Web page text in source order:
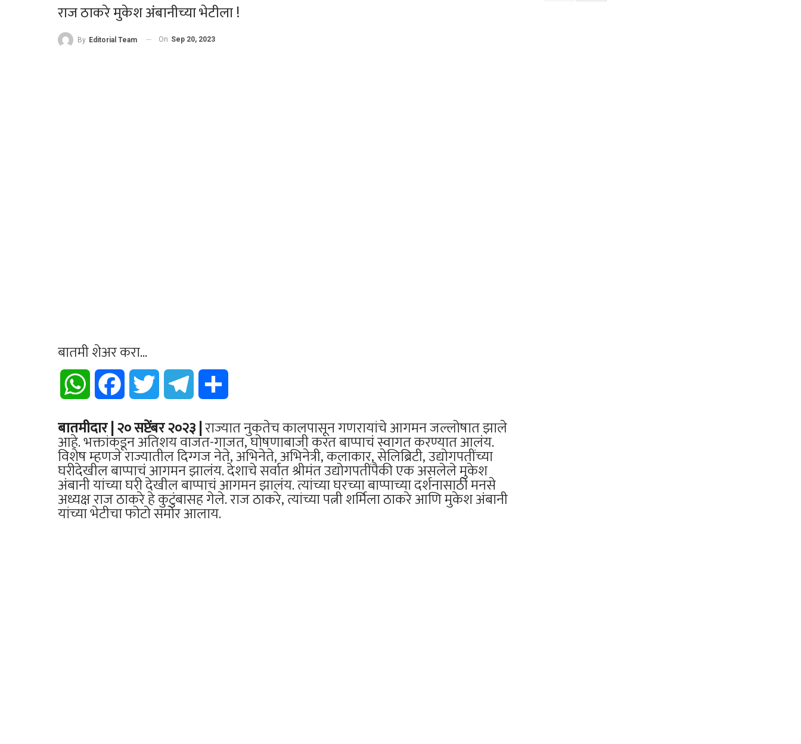
राज ठाकरे मुकेश अंबानीच्या भेटीला !
By Editorial Team On Sep 20, 2023
बातमी शेअर करा...
WhatsApp Facebook Twitter Telegram
बातमीदार | २० सप्टेंबर २०२३ |राज्यात नुकतेच कालपासून गणरायांचे आगमन जल्लोषात झाले
आहे. भक्तांकडून अतिशय वाजत-गाजत, घोषणाबाजी करत बाप्पाचं स्वागत करण्यात आलंय.
विशेष म्हणजे राज्यातील दिग्गज नेते, अभिनेते, अभिनेत्री, कलाकार, सेलिब्रिटी, उद्योगपतींच्या
घरीदेखील बाप्पाचं आगमन झालंय. देशाचे सर्वात श्रीमंत उद्योगपतींपैकी एक असलेले मुकेश
अंबानी यांच्या घरी देखील बाप्पाचं आगमन झालंय. त्यांच्या घरच्या बाप्पाच्या दर्शनासाठी मनसे
अध्यक्ष राज ठाकरे हे कुटुंबासह गेले. राज ठाकरे, त्यांच्या पत्नी शर्मिला ठाकरे आणि मुकेश अंबानी
यांच्या भेटीचा फोटो समोर आलाय.